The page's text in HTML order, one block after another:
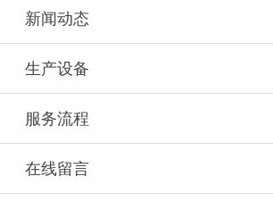
新闻动态
生产设备
服务流程
在线留言